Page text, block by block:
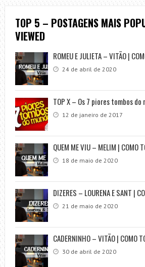
TOP 5 – POSTAGENS MAIS
VIEWED
ROMEU E JULIETA – VITÃO |
24 de abril de 2020
TOP X – Os 7 piores tombos do
12 de janeiro de 2017
QUEM ME VIU – MELIM | COMO
18 de maio de 2020
DIZERES – LOURENA E SANT |
21 de maio de 2020
CADERNINHO – VITÃO | COMO
30 de abril de 2020